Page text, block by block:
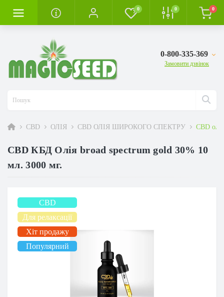
0 0 0
0-800-335-369
Замовити дзвінок
CBD ОЛІЯ CBD ОЛІЯ ШИРОКОГО СПЕКТРУ CBD
CBD КБД Олія broad spectrum gold 30% 10
мл. 3000 мг.
CBD
Для релаксації
Хіт продажу
Популярний